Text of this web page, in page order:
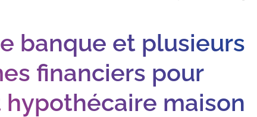
banque et plusieurs
financiers pour
maison